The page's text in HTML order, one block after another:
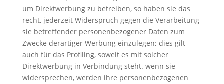
um Direktwerbung zu betreiben, so haben sie das
recht, jederzeit Widerspruch gegen die Verarbeitung
sie betreffender personenbezogener Daten zum
Zwecke derartiger Werbung einzulegen; dies gilt
auch für das Profiling, soweit es mit solcher
Direktwerbung in Verbindung steht. wenn sie
widersprechen, werden ihre personenbezogenen